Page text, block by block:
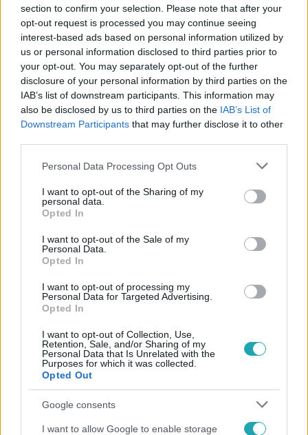
section to confirm your selection. Please note that after your
opt-out request is processed you may continue seeing
interest-based ads based on personal information utilized by
us or personal information disclosed to third parties prior to
your opt-out. You may separately opt-out of the further
disclosure of your personal information by third parties on the
IAB’s list of downstream participants. This information may
also be disclosed by us to third parties on the IAB’s List of
Downstream Participants that may further disclose it to other
Please note that this website/app uses one or more Google
not limited to your visit or usage behaviour. You may click to
grant or deny consent to Google and its third-party tags to
use your data for below specified purposes in below Google
consent section.
Personal Data Processing Opt Outs
I want to opt-out of the Sharing of my
personal data.
Opted In
I want to opt-out of the Sale of my
Personal Data.
Opted In
I want to opt-out of processing my
Personal Data for Targeted Advertising.
Opted In
I want to opt-out of Collection, Use,
Retention, Sale, and/or Sharing of my
Personal Data that Is Unrelated with the
Purposes for which it was collected.
Opted Out
Google consents
I want to allow Google to enable storage
#SURVIVOR #ADÁSRÉSZLETEK # 27. RÉSZ
#ZSÁKMÁNYSZERZÉS #RTL #RTL KLUB
Népszerű